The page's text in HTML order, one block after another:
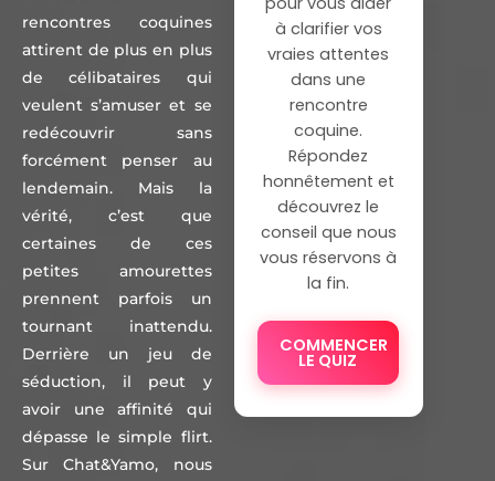
rencontres coquines
attirent de plus en plus
de célibataires qui
veulent s’amuser et se
redécouvrir sans
forcément penser au
lendemain. Mais la
vérité, c’est que
certaines de ces
petites amourettes
prennent parfois un
tournant inattendu.
Derrière un jeu de
séduction, il peut y
avoir une affinité qui
dépasse le simple flirt.
Sur Chat&Yamo, nous
à clarifier vos
vraies attentes
dans une
rencontre
coquine.
Répondez
honnêtement et
découvrez le
conseil que nous
vous réservons à
la fin.
COMMENCER
LE QUIZ